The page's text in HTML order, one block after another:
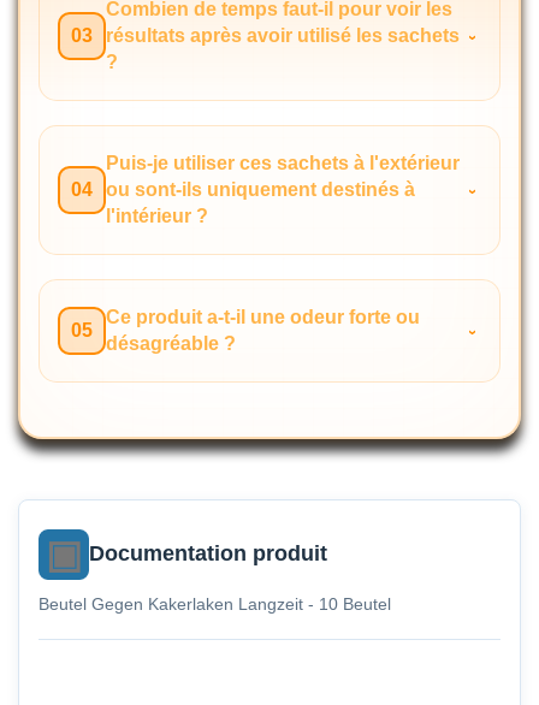
03
Combien de temps faut-il pour voir les
résultats après avoir utilisé les sachets
?
04
Puis-je utiliser ces sachets à l'extérieur
ou sont-ils uniquement destinés à
l'intérieur ?
05
Ce produit a-t-il une odeur forte ou
désagréable ?
Documentation produit
Beutel Gegen Kakerlaken Langzeit - 10 Beutel